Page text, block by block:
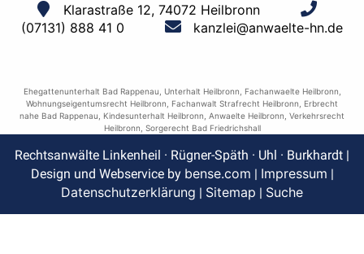
Klarastraße 12, 74072 Heilbronn
(07131) 888 41 0
kanzlei@anwaelte-hn.de
Ehegattenunterhalt Bad Rappenau Unterhalt Heilbronn Fachanwaelte Heilbronn
Wohnungseigentumsrecht Heilbronn
Fachanwalt Strafrecht Heilbronn
Erbrecht
nahe Bad Rappenau
Kindesunterhalt Heilbronn Anwaelte Heilbronn Verkehrsrecht
Heilbronn Sorgerecht Bad Friedrichshall
Rechtsanwälte Linkenheil · Rügner-Späth · Uhl · Burkhardt |
Design und Webservice by bense.com | Impressum |
Datenschutzerklärung | Sitemap | Suche